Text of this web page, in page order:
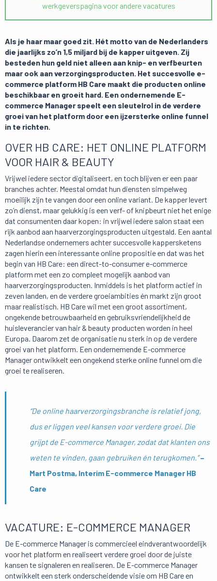
werkgeverspagina voor andere vacatures
Als je haar maar goed zit. Hét motto van de Nederlanders
die jaarlijks zo’n 1,5 miljard bij de kapper uitgeven. Zij
besteden hun geld niet alleen aan knip- en verfbeurten
maar ook aan verzorgingsproducten. Het succesvolle e-
commerce platform HB Care maakt die producten online
beschikbaar en groeit hard. Een ondernemende E-
commerce Manager speelt een sleutelrol in de verdere
groei van het platform door een ijzersterke online funnel
in te richten.
OVER HB CARE: HET ONLINE PLATFORM
VOOR HAIR & BEAUTY
Vrijwel iedere sector digitaliseert, en toch blijven er een paar
branches achter. Meestal omdat hun diensten simpelweg
moeilijk zijn te vangen door een online variant. De kapper levert
zo’n dienst, maar gelukkig is een verf- of knipbeurt niet het enige
dat consumenten daar kopen: in vrijwel iedere salon staat een
rijk aanbod aan haarverzorgingsproducten uitgestald. Een aantal
Nederlandse ondernemers achter succesvolle kappersketens
zagen hierin een interessante online propositie en dat was het
begin van HB Care: een direct-to-consumer e-commerce
platform met een zo compleet mogelijk aanbod van
haarverzorgingsproducten. Inmiddels is het platform actief in
zeven landen, en de verdere groeiambities én markt zijn groot
maar realistisch. HB Care wil met een groot assortiment,
ongekende betrouwbaarheid en gebruiksvriendelijkheid de
huisleverancier van hair & beauty producten worden in heel
Europa. Daarom zet de organisatie nu sterk in op de verdere
groei van het platform. Een ondernemende E-commerce
Manager ontwikkelt een ongekend sterke online funnel om die
groei te realiseren.
“De online haarverzorgingsbranche is relatief jong,
dus er liggen veel kansen voor verdere groei. Die
grijpt de E-commerce Manager, zodat dat klanten ons
weten te vinden, gaan gebruiken én terugkomen.”–
Mart Postma, Interim E-commerce Manager HB
Care
VACATURE: E-COMMERCE MANAGER
De E-commerce Manager is commercieel eindverantwoordelijk
voor het platform en realiseert verdere groei door de juiste
kansen te signaleren en realiseren. De E-commerce Manager
ontwikkelt een sterk onderscheidende visie om HB Care en